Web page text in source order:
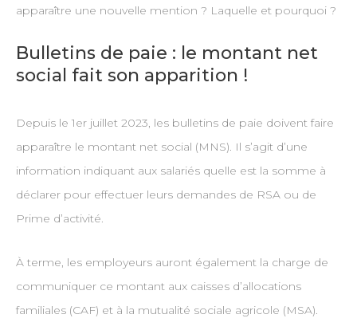
apparaître une nouvelle mention ? Laquelle et pourquoi ?
Bulletins de paie : le montant net
social fait son apparition !
Depuis le 1er juillet 2023, les bulletins de paie doivent faire
apparaître le montant net social (MNS). Il s’agit d’une
information indiquant aux salariés quelle est la somme à
déclarer pour effectuer leurs demandes de RSA ou de
Prime d’activité.
À terme, les employeurs auront également la charge de
communiquer ce montant aux caisses d’allocations
familiales (CAF) et à la mutualité sociale agricole (MSA).